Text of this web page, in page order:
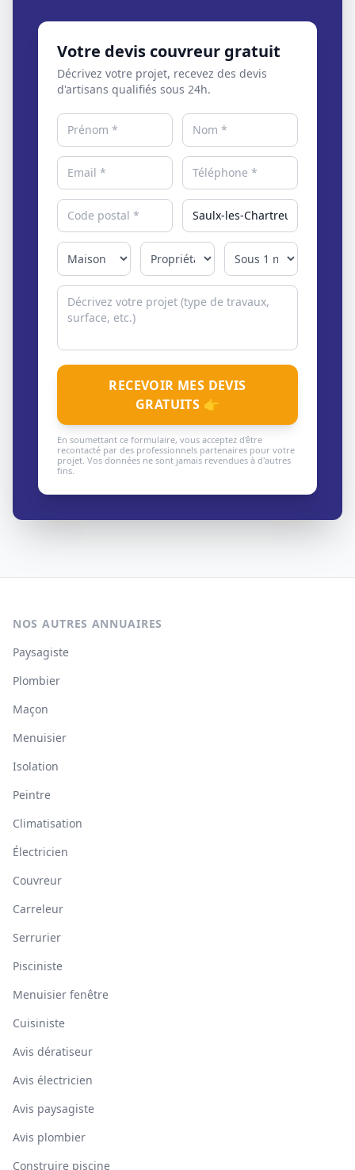
Votre devis couvreur gratuit
Décrivez votre projet, recevez des devis
d'artisans qualifiés sous 24h.
RECEVOIR MES DEVIS
GRATUITS 👉
En soumettant ce formulaire, vous acceptez d'être
recontacté par des professionnels partenaires pour votre
projet. Vos données ne sont jamais revendues à d'autres
fins.
NOS AUTRES ANNUAIRES
Paysagiste
Plombier
Maçon
Menuisier
Isolation
Peintre
Climatisation
Électricien
Couvreur
Carreleur
Serrurier
Pisciniste
Menuisier fenêtre
Cuisiniste
Avis dératiseur
Avis électricien
Avis paysagiste
Avis plombier
Construire piscine